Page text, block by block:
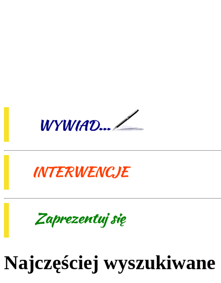
Najczęściej wyszukiwane